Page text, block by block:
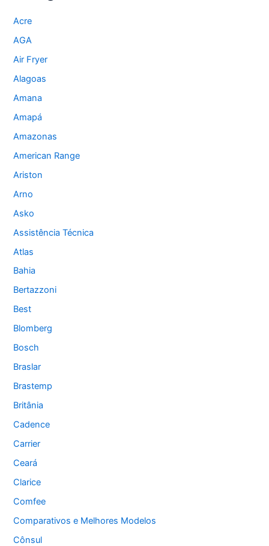
Acre
AGA
Air Fryer
Alagoas
Amana
Amapá
Amazonas
American Range
Ariston
Arno
Asko
Assistência Técnica
Atlas
Bahia
Bertazzoni
Best
Blomberg
Bosch
Braslar
Brastemp
Britânia
Cadence
Carrier
Ceará
Clarice
Comfee
Comparativos e Melhores Modelos
Cônsul